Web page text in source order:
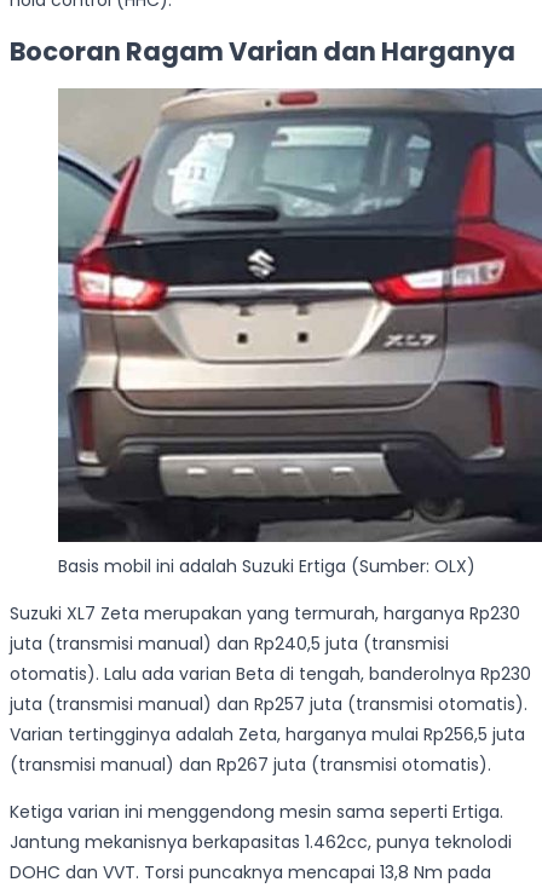
Bocoran Ragam Varian dan Harganya
Basis mobil ini adalah Suzuki Ertiga (Sumber: OLX)
Suzuki XL7 Zeta merupakan yang termurah, harganya Rp230
juta (transmisi manual) dan Rp240,5 juta (transmisi
otomatis). Lalu ada varian Beta di tengah, banderolnya Rp230
juta (transmisi manual) dan Rp257 juta (transmisi otomatis).
Varian tertingginya adalah Zeta, harganya mulai Rp256,5 juta
(transmisi manual) dan Rp267 juta (transmisi otomatis).
Ketiga varian ini menggendong mesin sama seperti Ertiga.
Jantung mekanisnya berkapasitas 1.462cc, punya teknolodi
DOHC dan VVT. Torsi puncaknya mencapai 13,8 Nm pada